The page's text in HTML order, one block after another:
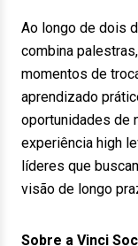
Ao longo de dois
combina
momentos de
aprendizado
oportunidades de
experiência high
líderes que
visão de longo
Sobre a Vinci